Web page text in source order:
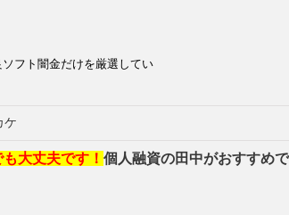
フト闇金だけを厳選してい
ケ
も大丈夫です！ 個人融資の田中がおすすめで